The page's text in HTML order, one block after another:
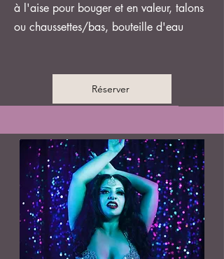
à l'aise pour bouger et en valeur, talons
ou chaussettes/bas, bouteille d'eau
Réserver